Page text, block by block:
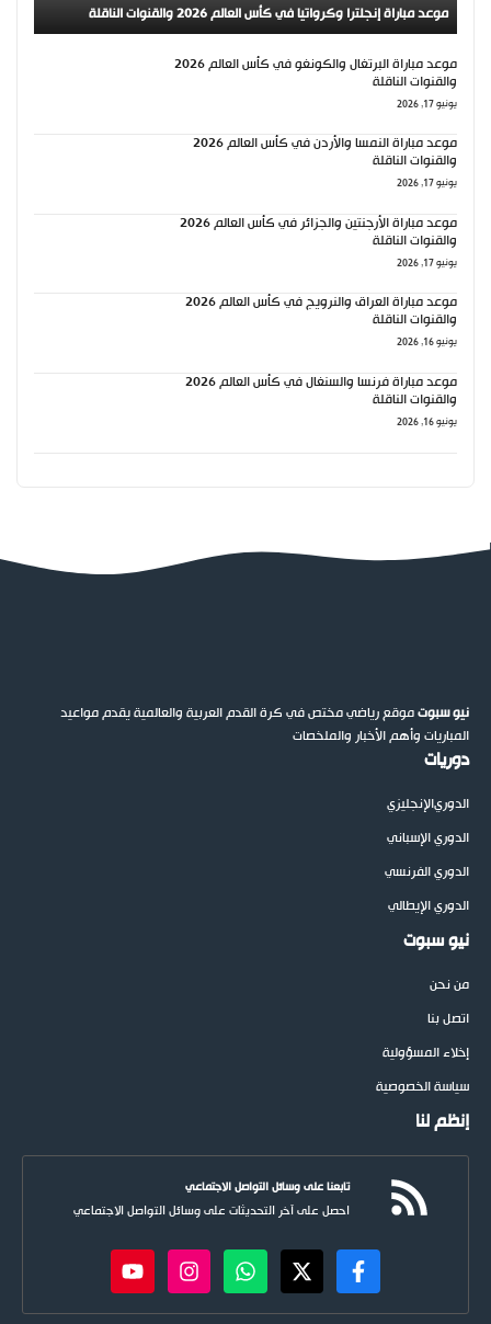
موعد مباراة إنجلترا وكرواتيا في كأس العالم 2026 والقنوات الناقلة
موعد مباراة البرتغال والكونغو في كأس العالم 2026
والقنوات الناقلة
يونيو 17, 2026
موعد مباراة النمسا والأردن في كأس العالم 2026
والقنوات الناقلة
يونيو 17, 2026
موعد مباراة الأرجنتين والجزائر في كأس العالم 2026
والقنوات الناقلة
يونيو 17, 2026
موعد مباراة العراق والنرويج في كأس العالم 2026
والقنوات الناقلة
يونيو 16, 2026
موعد مباراة فرنسا والسنغال في كأس العالم 2026
والقنوات الناقلة
يونيو 16, 2026
نيو سبوتموقع رياضي مختص في كرة القدم العربية والعالمية يقدم مواعيد
المباريات وأهم الأخبار والملخصات
دوريات
الدوريالإنجليزي
الدوري الإسباني
الدوري الفرنسي
الدوري الإيطالي
نيو سبوت
من نحن
اتصل بنا
إخلاء المسؤولية
سياسة الخصوصية
إنظم لنا
تابعنا على وسائل التواصل الاجتماعي
احصل على آخر التحديثات على وسائل التواصل الاجتماعي